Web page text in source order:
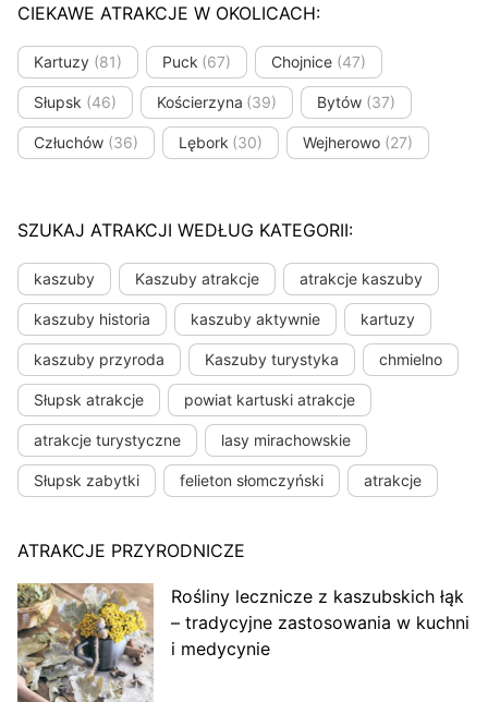
CIEKAWE ATRAKCJE W OKOLICACH:
Kartuzy (81) Puck (67) Chojnice (47)
Słupsk (46) Kościerzyna (39) Bytów (37)
Człuchów (36) Lębork (30) Wejherowo (27)
SZUKAJ ATRAKCJI WEDŁUG KATEGORII:
kaszuby Kaszuby atrakcje atrakcje kaszuby
kaszuby historia kaszuby aktywnie kartuzy
kaszuby przyroda Kaszuby turystyka chmielno
Słupsk atrakcje powiat kartuski atrakcje
atrakcje turystyczne lasy mirachowskie
Słupsk zabytki felieton słomczyński atrakcje
ATRAKCJE PRZYRODNICZE
Rośliny lecznicze z kaszubskich łąk
– tradycyjne zastosowania w kuchni
i medycynie